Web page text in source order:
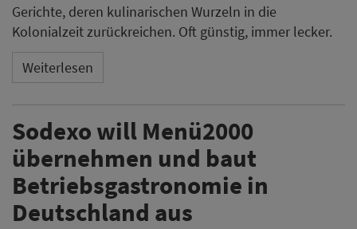
Gerichte, deren kulinarischen Wurzeln in die
Kolonialzeit zurückreichen. Oft günstig, immer lecker.
Weiterlesen
Sodexo will Menü2000
übernehmen und baut
Betriebsgastronomie in
Deutschland aus